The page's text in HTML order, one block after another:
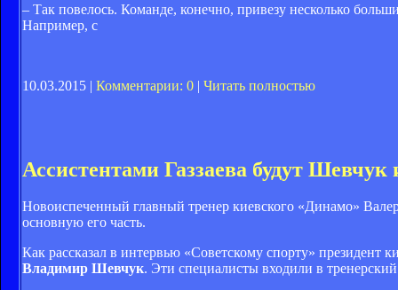
– Так повелось. Команде, конечно, привезу несколько
Например, с
10.03.2015 | Комментарии: 0 | Читать полностью
Ассистентами Газзаева будут
Новоиспеченный главный тренер киевского «Динамо»
основную его часть.
Как рассказал в интервью «Советскому спорту» президент
Владимир Шевчук. Эти специалисты входили в